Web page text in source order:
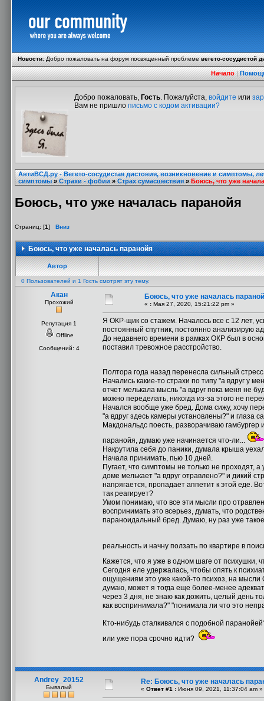
Новости:Добро пожаловать на форум посвященный проблемевегето-сосудистой
Начало|
Добро пожаловать, Гость. Пожалуйста, войдите или
Вам не пришло письмо с кодом активации?
АнтиВСД.ру - Вегето-сосудистая дистония, возникновение и симптомы,
симптомы»Страхи - фобии»Страх сумасшествия»Боюсь, что уже
Боюсь, что уже началась паранойя
Страниц: [1] Вниз
Боюсь, что уже началась паранойя
Автор
0 Пользователей и 1 Гость смотрят эту тему.
Акан
Прохожий
Репутация 1
Offline
Сообщений: 4
Боюсь, что уже началась
« : Мая 27, 2020, 15:21:22 pm »
Я ОКР-щик со стажем. Началось все с 12 лет,
постоянный спутник, постоянно анализирую
До недавнего времени в рамках ОКР был в
поставил тревожное расстройство.
Полтора года назад перенесла сильный
Начались какие-то страхи по типу "а вдруг у
отчет мелькала мысль "а вдруг пока меня не
можно переделать, никогда из-за этого не
Начался вообще уже бред. Дома сижу, хочу
"а вдруг здесь камеры установлены?" и глаза
Макдональдс поесть, разворачиваю
паранойя, думаю уже начинается что-ли...
Накрутила себя до паники, думала крыша
Начала принимать, пью 10 дней.
Пугает, что симптомы не только не проходят,
доме мелькает "а вдруг отравлено?" и дикий
напрягается, пропадает аппетит к этой еде.
так реагирует?
Умом понимаю, что все эти мысли про
воспринимать это всерьез, думать, что
параноидальный бред. Думаю, ну раз уже
реальность и начну ползать по квартире в
Кажется, что я уже в одном шаге от психушки,
Сегодня еле удержалась, чтобы опять к
ощущениям это уже какой-то психоз, на
думаю, может я тогда еще более-менее
через 3 дня, не знаю как дожить, целый день
как воспринимала?" "понимала ли что это
Кто-нибудь сталкивался с подобной
или уже пора срочно идти?
Andrey_20152
Бывалый
Re: Боюсь, что уже началась
« Ответ #1 : Июня 09, 2021, 11:37:04 am »